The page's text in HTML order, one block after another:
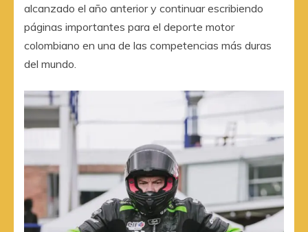
alcanzado el año anterior y continuar escribiendo
páginas importantes para el deporte motor
colombiano en una de las competencias más duras
del mundo.